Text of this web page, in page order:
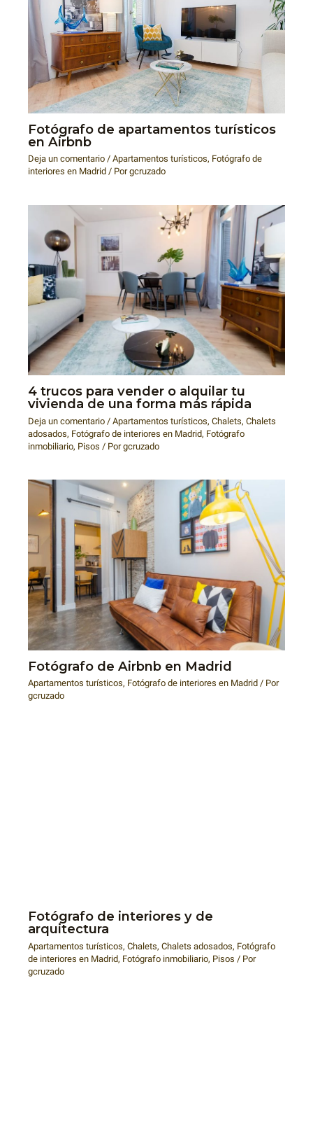
Fotógrafo de apartamentos turísticos
en Airbnb
Deja un comentario /Apartamentos turísticos, Fotógrafo de
interiores en Madrid / Porgcruzado
4 trucos para vender o alquilar tu
vivienda de una forma más rápida
Deja un comentario /Apartamentos turísticos,Chalets,Chalets
adosados, Fotógrafo de interiores en Madrid, Fotógrafo
inmobiliario, Pisos / Porgcruzado
Fotógrafo de Airbnb en Madrid
Apartamentos turísticos, Fotógrafo de interiores en Madrid / Por
gcruzado
Fotógrafo de interiores y de
arquitectura
Apartamentos turísticos,Chalets,Chalets adosados, Fotógrafo
de interiores en Madrid, Fotógrafo inmobiliario, Pisos / Por
gcruzado